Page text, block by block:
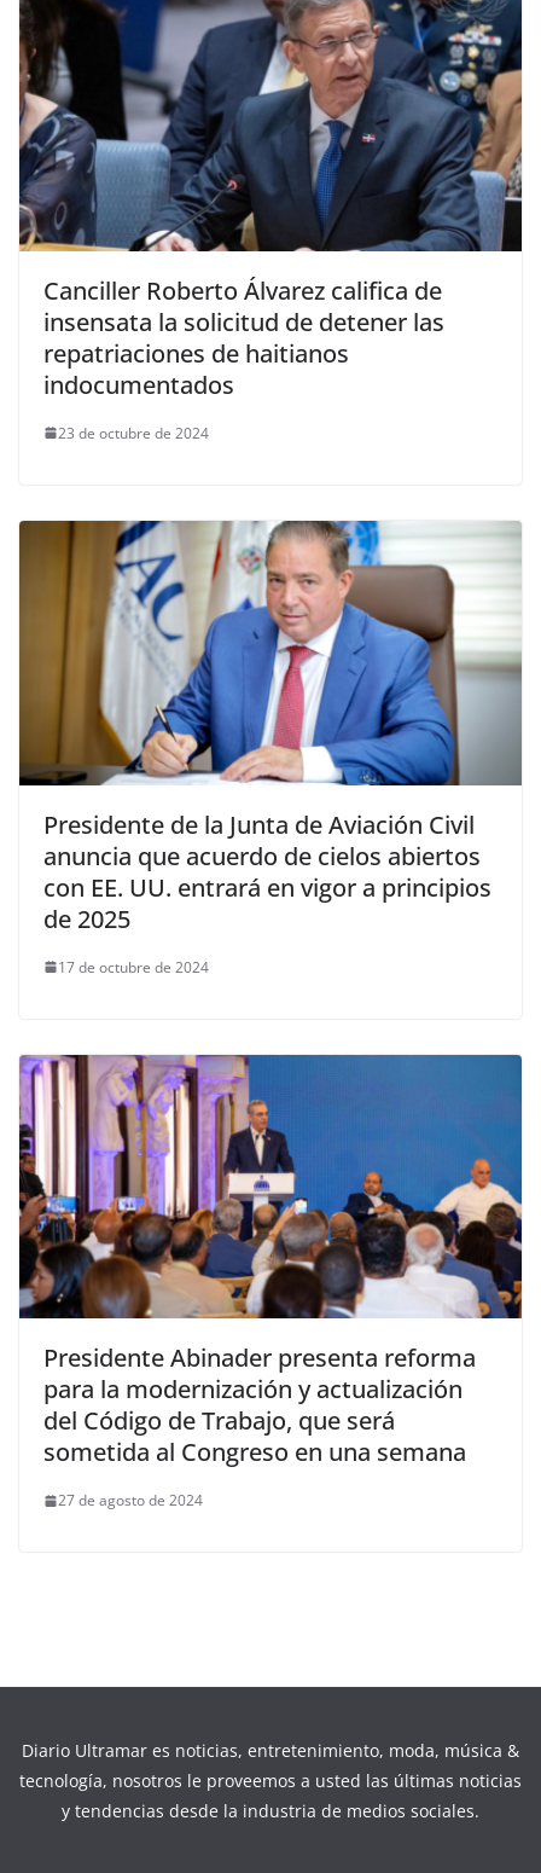
Canciller Roberto Álvarez califica de
insensata la solicitud de detener las
repatriaciones de haitianos
indocumentados
23 de octubre de 2024
Presidente de la Junta de Aviación Civil
anuncia que acuerdo de cielos abiertos
con EE. UU. entrará en vigor a principios
de 2025
17 de octubre de 2024
Presidente Abinader presenta reforma
para la modernización y actualización
del Código de Trabajo, que será
sometida al Congreso en una semana
27 de agosto de 2024
Diario Ultramar es noticias, entretenimiento, moda, música &
tecnología, nosotros le proveemos a usted las últimas noticias
y tendencias desde la industria de medios sociales.